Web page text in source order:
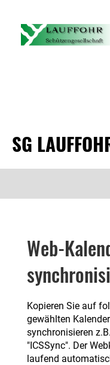
SG
Web-
Kopieren Sie auf
gewählten
synchronisieren
"ICSSync". Der
laufend